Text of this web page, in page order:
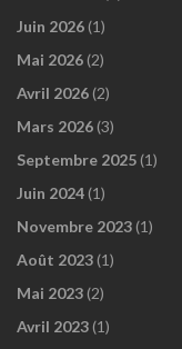
Juin 2026 (1)
Mai 2026 (2)
Avril 2026 (2)
Mars 2026 (3)
Septembre 2025 (1)
Juin 2024 (1)
Novembre 2023 (1)
Août 2023 (1)
Mai 2023 (2)
Avril 2023 (1)